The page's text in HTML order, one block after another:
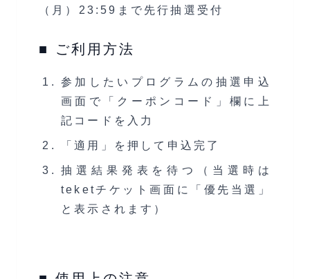
（月）23:59まで先行抽選受付
■ ご利用方法
参加したいプログラムの抽選申込
画面で「クーポンコード」欄に上
記コードを入力
「適用」を押して申込完了
抽選結果発表を待つ（当選時は
teketチケット画面に「優先当選」
と表示されます）